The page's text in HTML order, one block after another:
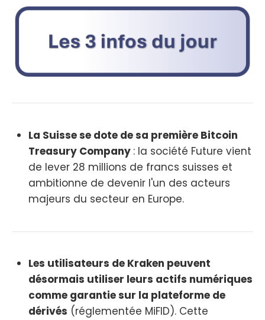
La Suisse se dote de sa première Bitcoin
Treasury Company : la société Future vient
de lever 28 millions de francs suisses et
ambitionne de devenir l'un des acteurs
majeurs du secteur en Europe.
Les utilisateurs de Kraken peuvent
désormais utiliser leurs actifs numériques
comme garantie sur la plateforme de
dérivés (réglementée MiFID). Cette